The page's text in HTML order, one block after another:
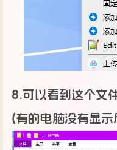
8.可以看到这个文
(有的电脑没有显示